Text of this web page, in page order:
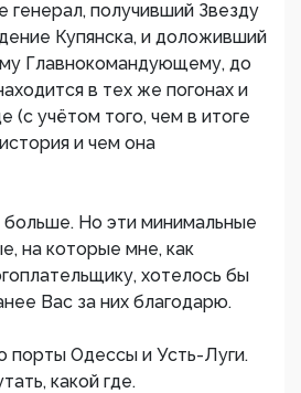
генерал, получивший Звезду
Купянска, и доложивший
Главнокомандующему, до
в тех же погонах и
(с учётом того, чем в итоге
и чем она
Но эти минимальные
на которые мне, как
хотелось бы
Вас за них благодарю.
порты Одессы и Усть-Луги.
какой где.